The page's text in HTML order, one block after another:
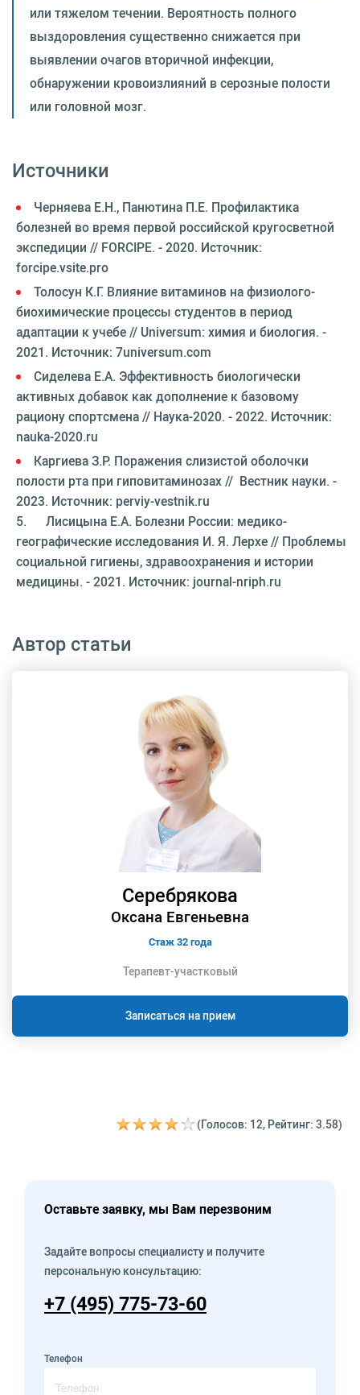
или тяжелом течении. Вероятность полного
выздоровления существенно снижается при
выявлении очагов вторичной инфекции,
обнаружении кровоизлияний в серозные полости
или головной мозг.
Источники
Черняева Е.Н., Панютина П.Е. Профилактика
болезней во время первой российской кругосветной
экспедиции // FORCIPE. - 2020. Источник:
forcipe.vsite.pro
Толосун К.Г. Влияние витаминов на физиолого-
биохимические процессы студентов в период
адаптации к учебе // Universum: химия и биология. -
2021. Источник: 7universum.com
Сиделева Е.А. Эффективность биологически
активных добавок как дополнение к базовому
рациону спортсмена // Наука-2020. - 2022. Источник:
nauka-2020.ru
Каргиева З.Р. Поражения слизистой оболочки
полости рта при гиповитаминозах // Вестник науки. -
2023. Источник: perviy-vestnik.ru
5. Лисицына Е.А. Болезни России: медико-
географические исследования И. Я. Лерхе // Проблемы
социальной гигиены, здравоохранения и истории
медицины. - 2021. Источник: journal-nriph.ru
Автор статьи
Серебрякова
Оксана Евгеньевна
Стаж 32 года
Терапевт-участковый
Записаться на прием
(Голосов: 12, Рейтинг: 3.58)
Оставьте заявку, мы Вам перезвоним
Задайте вопросы специалисту и получите
персональную консультацию:
+7 (495) 775-73-60
Телефон